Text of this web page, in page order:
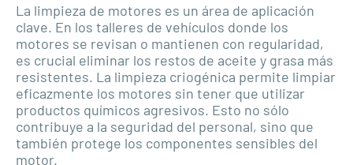
La limpieza de motores es un área de aplicación
clave. En los talleres de vehículos donde los
motores se revisan o mantienen con regularidad,
es crucial eliminar los restos de aceite y grasa más
resistentes. La limpieza criogénica permite limpiar
eficazmente los motores sin tener que utilizar
productos químicos agresivos. Esto no sólo
contribuye a la seguridad del personal, sino que
también protege los componentes sensibles del
motor.